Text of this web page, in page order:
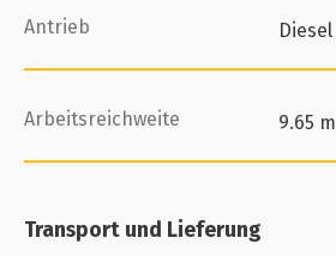
Antrieb Diesel
Arbeitsreichweite 9.65 m
Transport und Lieferung